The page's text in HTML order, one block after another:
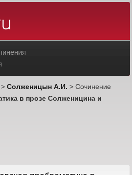
>Солженицын А.И. > Сочинение
в прозе Солженицина и